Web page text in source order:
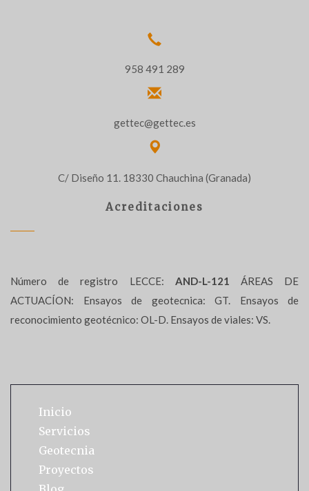
958 491 289
gettec@gettec.es
C/ Diseño 11. 18330 Chauchina (Granada)
Acreditaciones
Número de registro LECCE: AND-L-121 ÁREAS DE
ACTUACÍON: Ensayos de geotecnica: GT. Ensayos de
reconocimiento geotécnico: OL-D. Ensayos de viales: VS.
Inicio
Servicios
Geotecnia
Proyectos